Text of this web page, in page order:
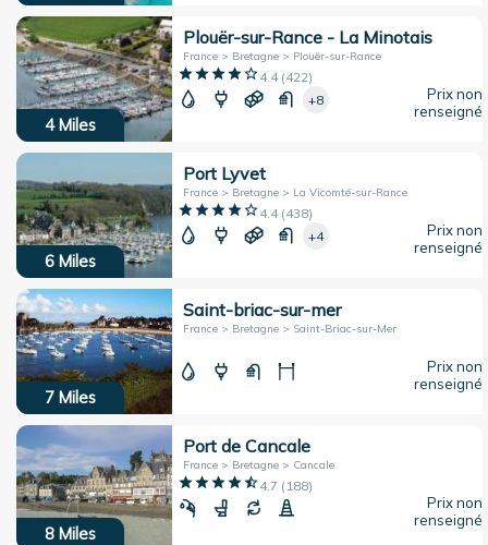
4 Miles
Plouër-sur-Rance - La Minotais
France > Bretagne > Plouër-sur-Rance
4.4(422)
+8
Prix non
renseigné
6 Miles
Port Lyvet
France > Bretagne > La Vicomté-sur-Rance
4.4(438)
+4
Prix non
renseigné
7 Miles
Saint-briac-sur-mer
France > Bretagne > Saint-Briac-sur-Mer
Prix non
renseigné
8 Miles
Port de Cancale
France > Bretagne > Cancale
4.7 ( 188)
Prix non
renseigné